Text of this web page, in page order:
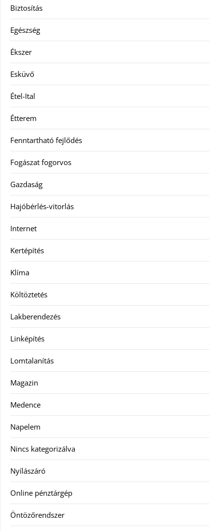
Biztosítás
Egészség
Ékszer
Esküvő
Étel-Ital
Étterem
Fenntartható fejlődés
Fogászat fogorvos
Gazdaság
Hajóbérlés-vitorlás
Internet
Kertépítés
Klíma
Költöztetés
Lakberendezés
Linképítés
Lomtalanítás
Magazin
Medence
Napelem
Nincs kategorizálva
Nyílászáró
Online pénztárgép
Öntözőrendszer